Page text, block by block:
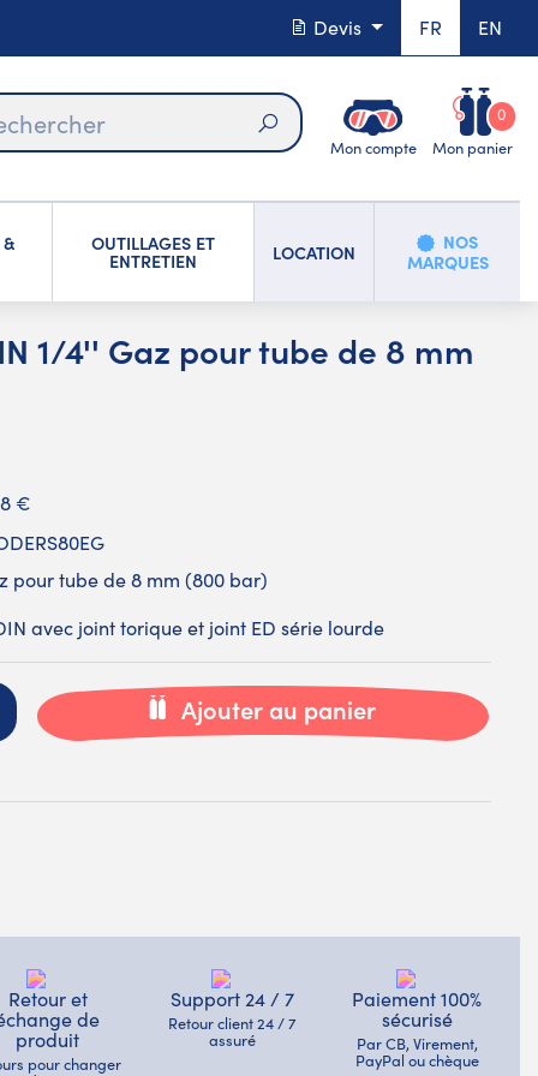
Devis FR EN
Rechercher
Mon compte Mon panier
0
& OUTILLAGES ET
ENTRETIEN LOCATION
NOS
MARQUES
1/4'' Gaz pour tube de 8 mm
€
pour tube de 8 mm (800 bar)
avec joint torique et joint ED série lourde
Ajouter au panier
Retour et
de
produit
pour changer
Support 24 / 7
Retour client 24 / 7
assuré
Paiement 100%
sécurisé
Par CB, Virement,
PayPal ou chèque